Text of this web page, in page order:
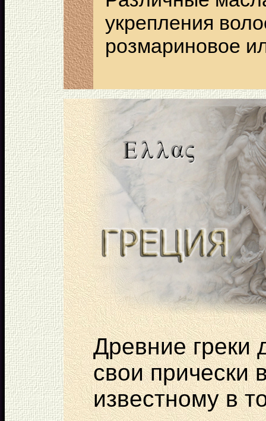
укрепления
розмариновое
Древние греки
свои прически
известному в